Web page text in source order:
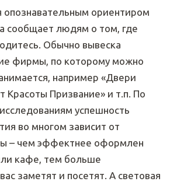
опознавательным ориентиром
сообщает людям о том, где
Обычно вывеска
фирмы, по которому можно
например «Двери
Красоты Призвание» и т.п. По
успешность
во многом зависит от
– чем эффектнее оформлен
кафе, тем больше
заметят и посетят. А световая